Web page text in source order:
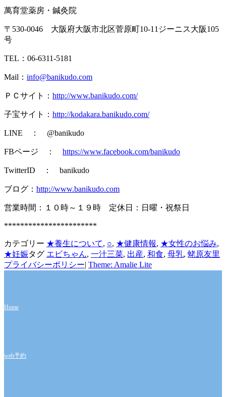
萬育堂薬房・鍼灸院
〒530-0046 大阪府大阪市北区菅原町10-11ジーニス大阪105
号
TEL：06-6311-5181
Mail： info@banikudo.com
ＰＣサイト： http://www.banikudo.com/
子宝サイト： http://kodakara.banikudo.com/
LINE ： @banikudo
FBページ ： https://www.facebook.com/banikudo
TwitterID ： banikudo
ブログ： http://www.banikudo.com
営業時間：１０時～１９時 定休日：日曜・祝祭日
***********************
カテゴリー ★養生について, ○, ★健康情報, ★女性のお悩み,
★妊娠タグ エビちゃん, 一汁三菜, 出産, 和食, 母乳, 蛯原友里
プライバシーポリシー| Theme: Amalie Lite
Home
web予約